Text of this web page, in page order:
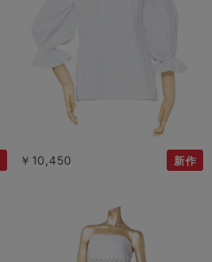
￥10,450 新作